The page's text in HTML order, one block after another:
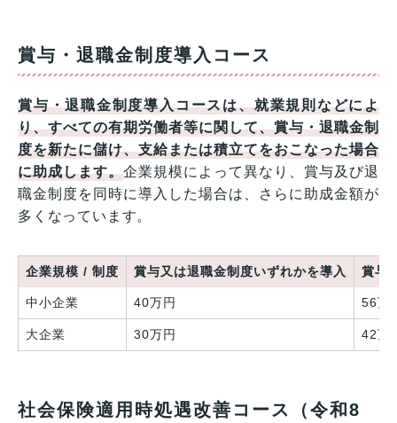
賞与・退職金制度導入コース
賞与・退職金制度導入コースは、就業規則などによ
り、すべての有期労働者等に関して、賞与・退職金制
度を新たに儲け、支給または積立てをおこなった場合
に助成します。企業規模によって異なり、賞与及び退
職金制度を同時に導入した場合は、さらに助成金額が
多くなっています。
企業規模 / 制度 賞与又は退職金制度いずれかを導入 賞与
中小企業 40万円 56万
大企業 30万円 42万
社会保険適用時処遇改善コース（令和8